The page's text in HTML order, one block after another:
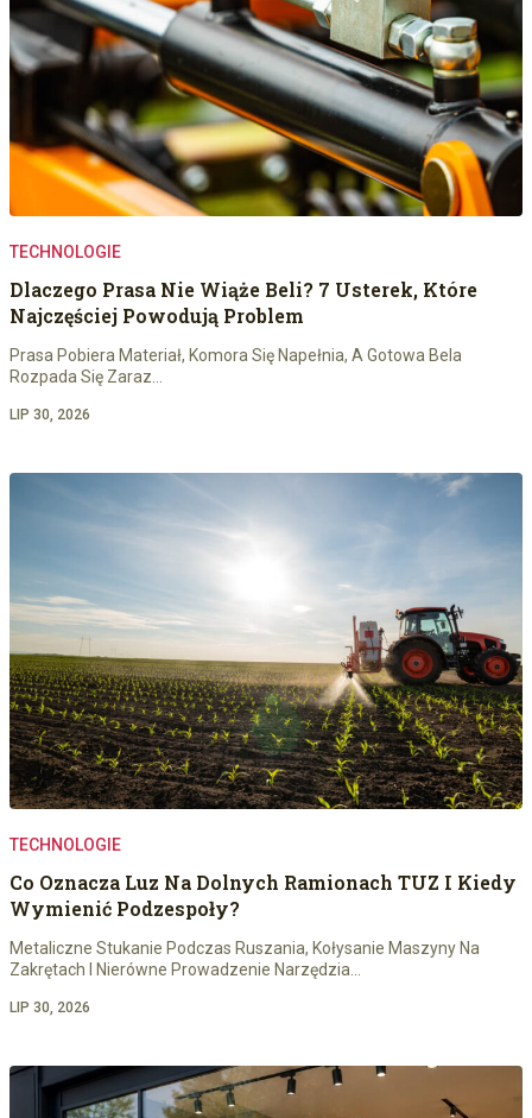
TECHNOLOGIE
Dlaczego Prasa Nie Wiąże Beli? 7 Usterek, Które
Najczęściej Powodują Problem
Prasa Pobiera Materiał, Komora Się Napełnia, A Gotowa Bela
Rozpada Się Zaraz…
LIP 30, 2026
TECHNOLOGIE
Co Oznacza Luz Na Dolnych Ramionach TUZ I Kiedy
Wymienić Podzespoły?
Metaliczne Stukanie Podczas Ruszania, Kołysanie Maszyny Na
Zakrętach I Nierówne Prowadzenie Narzędzia…
LIP 30, 2026